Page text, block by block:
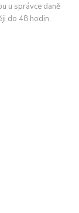
u správce daně
do 48 hodin.